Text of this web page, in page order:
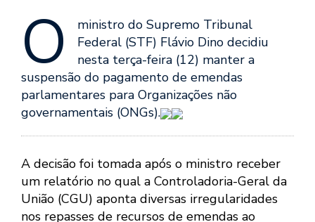
O
ministro do Supremo Tribunal
Federal (STF) Flávio Dino decidiu
nesta terça-feira (12) manter a
suspensão do pagamento de emendas
parlamentares para Organizações não
governamentais (ONGs).
A decisão foi tomada após o ministro receber
um relatório no qual a Controladoria-Geral da
União (CGU) aponta diversas irregularidades
nos repasses de recursos de emendas ao